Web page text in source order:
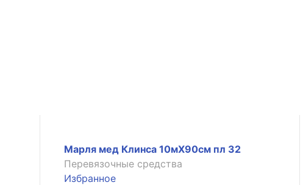
Марля мед Клинса 10мX90см пл 32
Перевязочные средства
Избранное